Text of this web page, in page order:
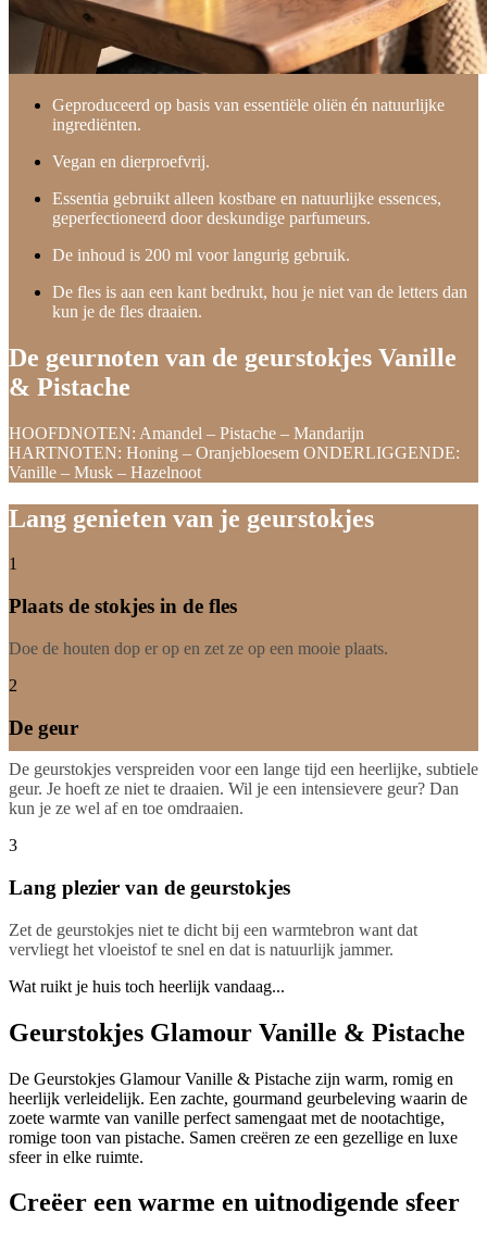
Geproduceerd op basis van essentiële oliën én natuurlijke
ingrediënten.
Vegan en dierproefvrij.
Essentia gebruikt alleen kostbare en natuurlijke essences,
geperfectioneerd door deskundige parfumeurs.
De inhoud is 200 ml voor langurig gebruik.
De fles is aan een kant bedrukt, hou je niet van de letters dan
kun je de fles draaien.
De geurnoten van de geurstokjes Vanille
& Pistache
HOOFDNOTEN: Amandel – Pistache – Mandarijn
HARTNOTEN: Honing – Oranjebloesem ONDERLIGGENDE:
Vanille – Musk – Hazelnoot
Lang genieten van je geurstokjes
1
Plaats de stokjes in de fles
Doe de houten dop er op en zet ze op een mooie plaats.
2
De geur
De geurstokjes verspreiden voor een lange tijd een heerlijke, subtiele
geur. Je hoeft ze niet te draaien. Wil je een intensievere geur? Dan
kun je ze wel af en toe omdraaien.
3
Lang plezier van de geurstokjes
Zet de geurstokjes niet te dicht bij een warmtebron want dat
vervliegt het vloeistof te snel en dat is natuurlijk jammer.
Wat ruikt je huis toch heerlijk vandaag...
Geurstokjes Glamour Vanille & Pistache
De Geurstokjes Glamour Vanille & Pistache zijn warm, romig en
heerlijk verleidelijk. Een zachte, gourmand geurbeleving waarin de
zoete warmte van vanille perfect samengaat met de nootachtige,
romige toon van pistache. Samen creëren ze een gezellige en luxe
sfeer in elke ruimte.
Creëer een warme en uitnodigende sfeer